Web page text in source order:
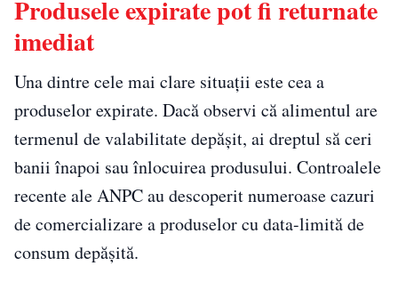
Produsele expirate pot fi returnate
imediat
Una dintre cele mai clare situații este cea a
produselor expirate. Dacă observi că alimentul are
termenul de valabilitate depășit, ai dreptul să ceri
banii înapoi sau înlocuirea produsului. Controalele
recente ale ANPC au descoperit numeroase cazuri
de comercializare a produselor cu data-limită de
consum depășită.